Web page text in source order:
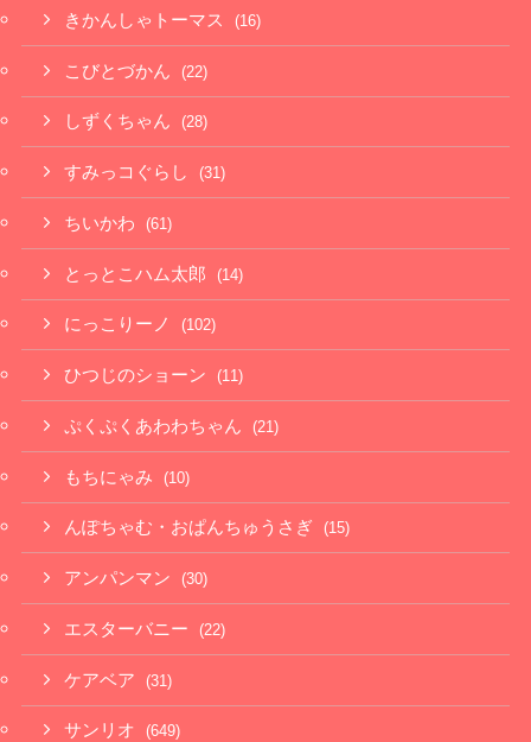
きかんしゃトーマス (16)
こびとづかん (22)
しずくちゃん (28)
すみっコぐらし (31)
ちいかわ (61)
とっとこハム太郎 (14)
にっこりーノ (102)
ひつじのショーン (11)
ぷくぷくあわわちゃん (21)
もちにゃみ (10)
んぽちゃむ・おぱんちゅうさぎ (15)
アンパンマン (30)
エスターバニー (22)
ケアベア (31)
サンリオ (649)